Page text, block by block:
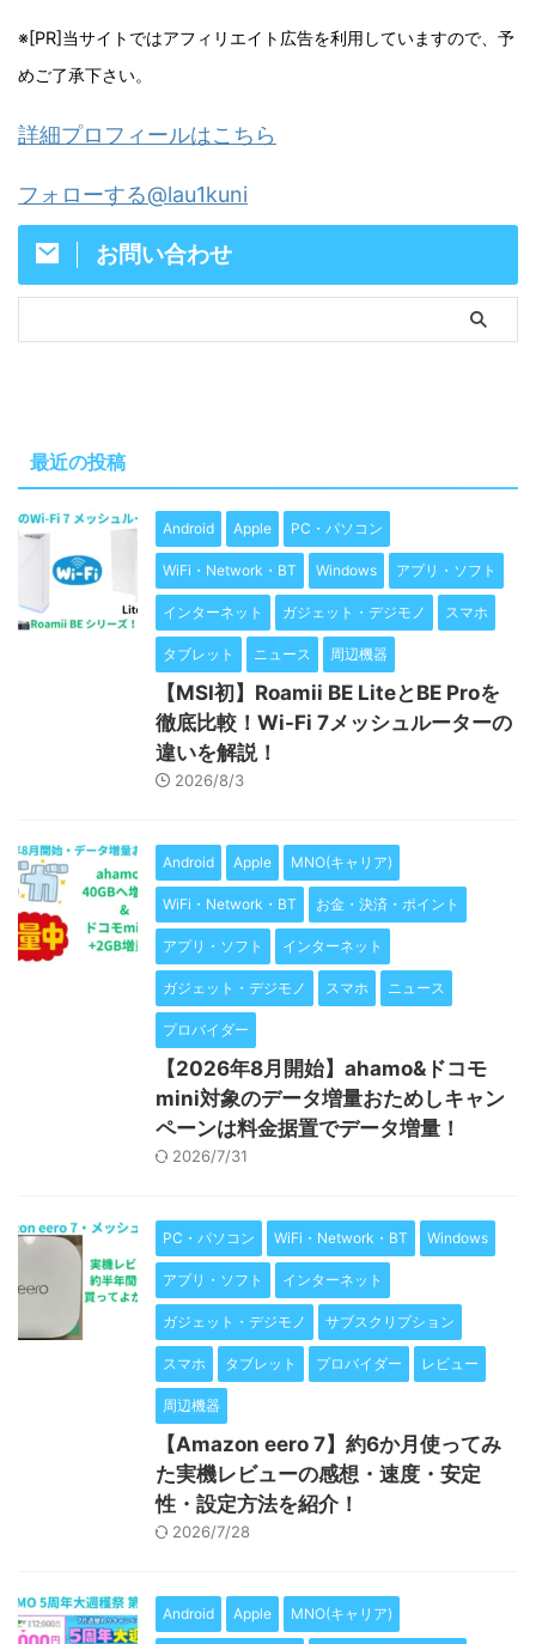
※[PR]当サイトではアフィリエイト広告を利用していますので、予
めご了承下さい。
詳細プロフィールはこちら
フォローする@lau1kuni
お問い合わせ
最近の投稿
Android Apple PC・パソコン
WiFi・Network・BT Windows アプリ・ソフト
インターネット ガジェット・デジモノ スマホ
タブレット ニュース 周辺機器
【MSI初】Roamii BE LiteとBE Proを
徹底比較！Wi-Fi 7メッシュルーターの
違いを解説！
2026/8/3
Android Apple MNO(キャリア)
WiFi・Network・BT お金・決済・ポイント
アプリ・ソフト インターネット
ガジェット・デジモノ スマホ ニュース
プロバイダー
【2026年8月開始】ahamo&ドコモ
mini対象のデータ増量おためしキャン
ペーンは料金据置でデータ増量！
2026/7/31
PC・パソコン WiFi・Network・BT Windows
アプリ・ソフト インターネット
ガジェット・デジモノ サブスクリプション
スマホ タブレット プロバイダー レビュー
周辺機器
【Amazon eero 7】約6か月使ってみ
た実機レビューの感想・速度・安定
性・設定方法を紹介！
2026/7/28
Android Apple MNO(キャリア)